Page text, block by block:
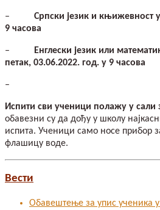
– Српски језик и књижевност
9 часова
–
Енглески језик или
петак, 03.06.2022. год. у 9 часова
–
Испити сви ученици полажу у сали
обавезни су да дођу у школу
испита. Ученици само носе прибор
флашицу воде.
Вести
Обавештење за упис ученика